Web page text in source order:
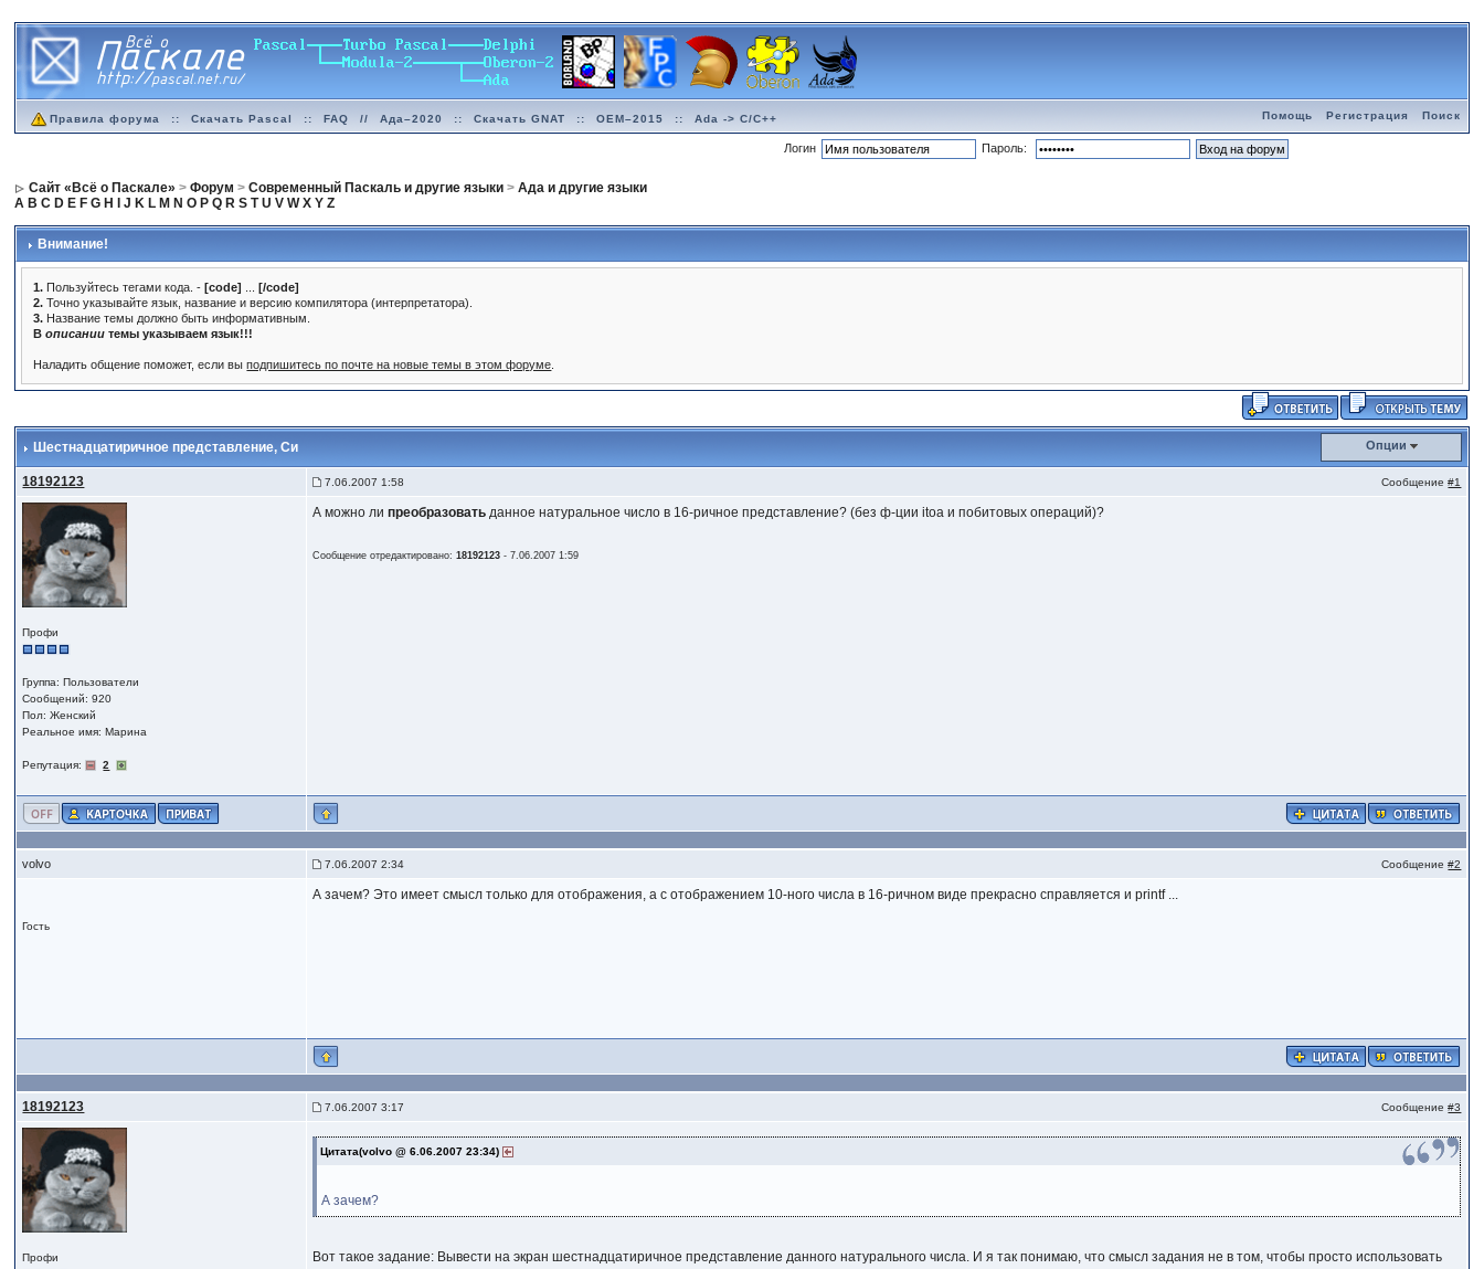
Правила форума :: Скачать Pascal :: FAQ // Ада–2020 :: Скачать GNAT :: OEM–2015 :: Ada -> C/C++ Помощь Регистрация Поиск
Логин Пароль:
Сайт «Всё о Паскале» >Форум >Современный Паскаль и другие языки >Ада и другие языки
A B C D E F G H J K L M N O P Q R S T U V W X Y Z
Внимание!
1. Пользуйтесь тегами кода. -[code] ...[/code]
2. Точно указывайте язык, название и версию компилятора (интерпретатора).
3. Название темы должно быть информативным.
Вописании темы указываем язык!!!
Наладить общение поможет, если выподпишитесь по почте на новые темы в этом форуме
Шестнадцатиричное представление, Си Опции
18192123 7.06.2007 1:58 Сообщение#1
Профи
Группа: Пользователи
Сообщений: 920
Пол: Женский
Реальное имя: Марина
Репутация: 2
А можно липреобразовать данное натуральное число в 16-ричное представление? (без ф-ции itoa и побитовых операций)?
Сообщение отредактировано:18192123 -7.06.2007 1:59
volvo 7.06.2007 2:34 Сообщение#2
Гость
А зачем? Это имеет смысл только для отображения, а с отображением 10-ного числа в 16-ричном виде прекрасно справляется и printf ...
18192123 7.06.2007 3:17 Сообщение#3
Профи
Цитата(volvo @ 6.06.2007 23:34)
А зачем?
Вот такое задание: Вывести на экран шестнадцатиричное представление данного натурального числа. И я так понимаю, что смысл задания не в том, чтобы просто использовать